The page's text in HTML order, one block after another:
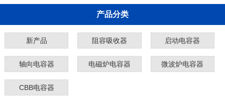
产品分类
新产品 阻容吸收器 启动电容器
轴向电容器 电磁炉电容器 微波炉电容器
CBB电容器